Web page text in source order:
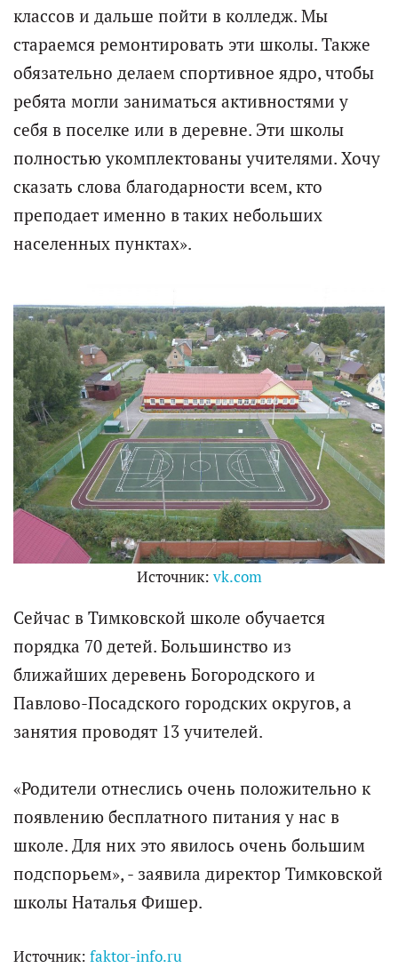
классов и дальше пойти в колледж. Мы
стараемся ремонтировать эти школы. Также
обязательно делаем спортивное ядро, чтобы
ребята могли заниматься активностями у
себя в поселке или в деревне. Эти школы
полностью укомплектованы учителями. Хочу
сказать слова благодарности всем, кто
преподает именно в таких небольших
населенных пунктах».
Источник: vk.com
Сейчас в Тимковской школе обучается
порядка 70 детей. Большинство из
ближайших деревень Богородского и
Павлово-Посадского городских округов, а
занятия проводят 13 учителей.
«Родители отнеслись очень положительно к
появлению бесплатного питания у нас в
школе. Для них это явилось очень большим
подспорьем», - заявила директор Тимковской
школы Наталья Фишер.
Источник: faktor-info.ru